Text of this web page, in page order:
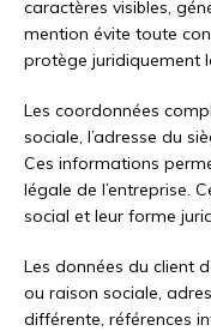
caractères visibles,
mention évite toute
protège juridiquement
Les coordonnées
sociale, l’adresse du
Ces informations
légale de l’entreprise.
social et leur forme
Les données du client
ou raison sociale,
différente, références